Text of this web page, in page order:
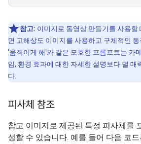
참고: 이미지로 동영상 만들기를 사용할
면 고해상도 이미지를 사용하고 구체적인 동
'움직이게 해'와 같은 모호한 프롬프트는 카
임, 환경 효과에 대한 자세한 설명보다 덜 매
다.
피사체 참조
참고 이미지로 제공된 특정 피사체를
성할 수 있습니다. 예를 들어 다음 코